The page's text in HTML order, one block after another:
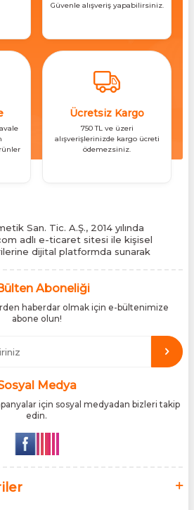
Güvenle alışveriş yapabilirsiniz.
Ücretsiz Kargo
750 TL ve üzeri
alışverişlerinizde kargo ücreti
ödemezsiniz.
San. Tic. A.Ş., 2014 yılında
adlı e-ticaret sitesi ile kişisel
dijital platformda sunarak
Türkiye’de Cantu, Wilkinson
bu markaların tüm ürünlerini ithal
süreçlerimizde orijinallik belgeleri ve
ürünlerin en güvenilir şekilde
sağlıyoruz. Amacımız, dünya
hitap eden bu markaları,
güvenli ve orijinal bir şekilde
Aboneliği
haberdar olmak için e-bültenimize
abone olun!
Medya
için sosyal medyadan bizleri takip
edin.